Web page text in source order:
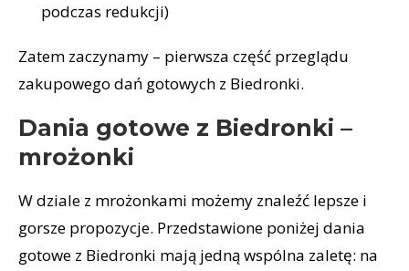
podczas redukcji)
Zatem zaczynamy – pierwsza część przeglądu
zakupowego dań gotowych z Biedronki.
Dania gotowe z Biedronki –
mrożonki
W dziale z mrożonkami możemy znaleźć lepsze i
gorsze propozycje. Przedstawione poniżej dania
gotowe z Biedronki mają jedną wspólna zaletę: na